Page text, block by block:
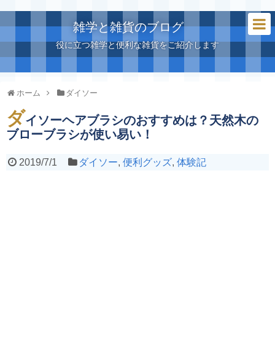
雑学と雑貨のブログ
役に立つ雑学と便利な雑貨をご紹介します
ホーム ダイソー
ダイソーヘアブラシのおすすめは？天然木の
ブローブラシが使い易い！
2019/7/1 ダイソー,便利グッズ,体験記